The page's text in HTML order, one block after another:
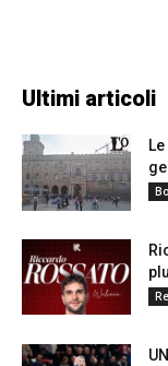
Ultimi articoli